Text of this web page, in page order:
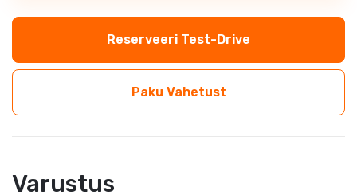
Reserveeri Test-Drive
Paku Vahetust
Varustus